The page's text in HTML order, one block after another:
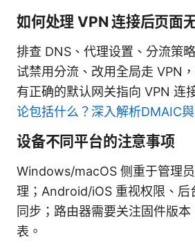
如何处理 VPN 连接后页面
排查 DNS、代理设置、分流策
试禁用分流、改用全局走 VPN
有正确的默认网关指向 VPN 连
论包括什么？深入解析DMAIC
设备不同平台的注意事项
Windows/macOS 侧重于管理
理；Android/iOS 重视权限、后
同步；路由器需要关注固件版
表。